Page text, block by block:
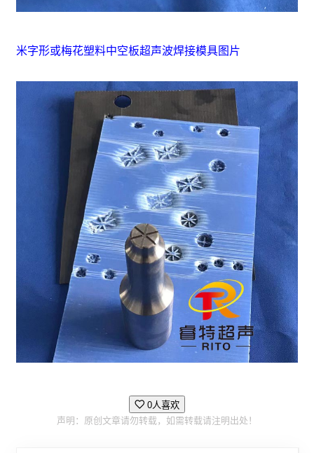
米字形或梅花塑料中空板超声波焊接模具图片
0人喜欢
声明：原创文章请勿转载，如需转载请注明出处！